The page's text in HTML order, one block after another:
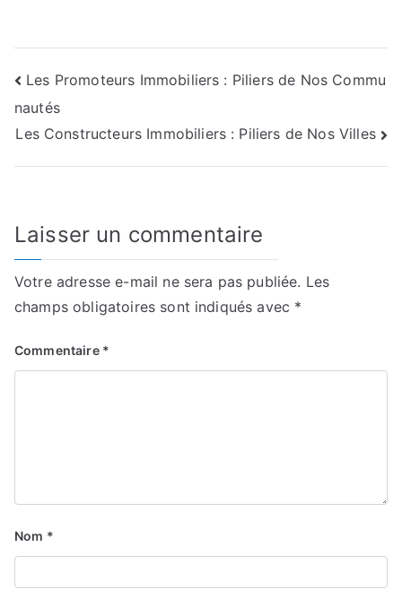
Navigation
de
l’article
Les Promoteurs Immobiliers : Piliers de Nos Commu
nautés
Les Constructeurs Immobiliers : Piliers de Nos Villes
Laisser un commentaire
Votre adresse e-mail ne sera pas publiée. Les
champs obligatoires sont indiqués avec *
Commentaire *
Nom *